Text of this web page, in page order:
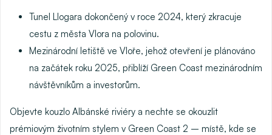
Tunel Llogara dokončený v roce 2024, který zkracuje
cestu z města Vlora na polovinu.
Mezinárodní letiště ve Vloře, jehož otevření je plánováno
na začátek roku 2025, přiblíží Green Coast mezinárodním
návštěvníkům a investorům.
Objevte kouzlo Albánské riviéry a nechte se okouzlit
prémiovým životním stylem v Green Coast 2 – místě, kde se